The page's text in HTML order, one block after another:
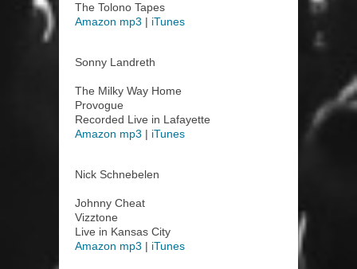
The Tolono Tapes
Amazon mp3 | iTunes
Sonny Landreth
The Milky Way Home
Provogue
Recorded Live in Lafayette
Amazon mp3 | iTunes
Nick Schnebelen
Johnny Cheat
Vizztone
Live in Kansas City
Amazon mp3 | iTunes